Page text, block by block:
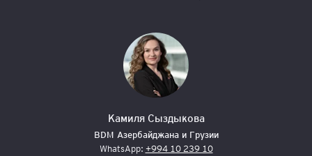
Камиля Сыздыкова
BDM Азербайджана и Грузии
WhatsApp: +994 10 239 10